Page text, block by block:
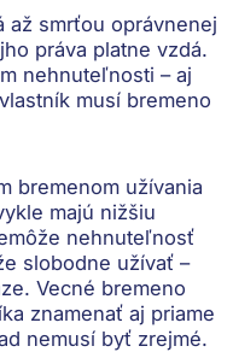
až smrťou oprávnenej
práva platne vzdá.
nehnuteľnosti – aj
musí bremeno
bremenom užívania
majú nižšiu
nehnuteľnosť
slobodne užívať –
Vecné bremeno
znamenať aj priame
nemusí byť zrejmé.